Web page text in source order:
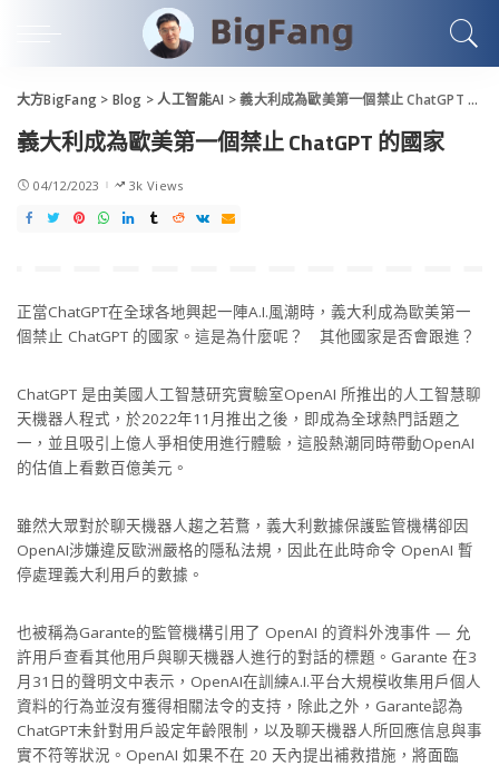
大方BigFang > Blog >人工智能AI >義大利成為歐美第一個禁止 ChatGPT 的國家
義大利成為歐美第一個禁止 ChatGPT 的國家
04/12/2023 3k Views
正當ChatGPT在全球各地興起一陣A.I.風潮時，義大利成為歐美第一
個禁止 ChatGPT 的國家。這是為什麼呢？ 其他國家是否會跟進？
ChatGPT 是由美國人工智慧研究實驗室OpenAI 所推出的人工智慧聊
天機器人程式，於2022年11月推出之後，即成為全球熱門話題之
一，並且吸引上億人爭相使用進行體驗，這股熱潮同時帶動OpenAI
的估值上看數百億美元。
雖然大眾對於聊天機器人趨之若鶩，義大利數據保護監管機構卻因
OpenAI涉嫌違反歐洲嚴格的隱私法規，因此在此時命令 OpenAI 暫
停處理義大利用戶的數據。
也被稱為Garante的監管機構引用了 OpenAI 的資料外洩事件 — 允
許用戶查看其他用戶與聊天機器人進行的對話的標題。Garante 在3
月31日的聲明文中表示，OpenAI在訓練A.I.平台大規模收集用戶個人
資料的行為並沒有獲得相關法令的支持，除此之外，Garante認為
ChatGPT未針對用戶設定年齡限制，以及聊天機器人所回應信息與事
實不符等狀況。OpenAI 如果不在 20 天內提出補救措施，將面臨